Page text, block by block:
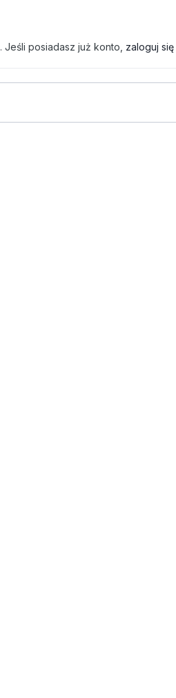
posiadasz już konto, zaloguj się